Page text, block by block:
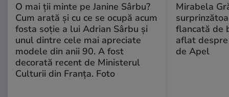
O mai ții minte pe Janine Sârbu?
Cum arată și cu ce se ocupă acum
fosta soție a lui Adrian Sârbu și
unul dintre cele mai apreciate
modele din anii 90. A fost
decorată recent de Ministerul
Culturii din Franța. Foto
Mirabela
flancată de
aflat
de Apel